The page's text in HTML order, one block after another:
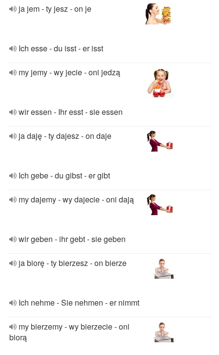
ja jem - ty jesz - on je
Ich esse - du isst - er isst
my jemy - wy jecie - oni jedzą
wir essen - Ihr esst - sie essen
ja daję - ty dajesz - on daje
Ich gebe - du gibst - er gibt
my dajemy - wy dajecie - oni dają
wir geben - ihr gebt - sie geben
ja biorę - ty bierzesz - on bierze
Ich nehme - Sie nehmen - er nimmt
my bierzemy - wy bierzecie - oni
biorą